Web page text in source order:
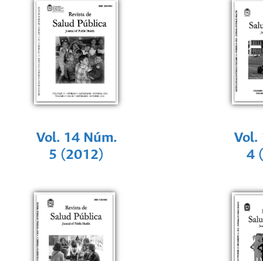
Vol. 14 Núm.
5 (2012)
Vol.
4